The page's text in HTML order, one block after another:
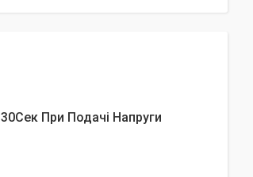
При Подачі Напруги